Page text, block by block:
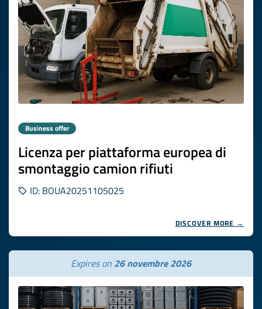
Business offer
Licenza per piattaforma europea di
smontaggio camion rifiuti
ID: BOUA20251105025
DISCOVER MORE →
Expires on 26 novembre 2026